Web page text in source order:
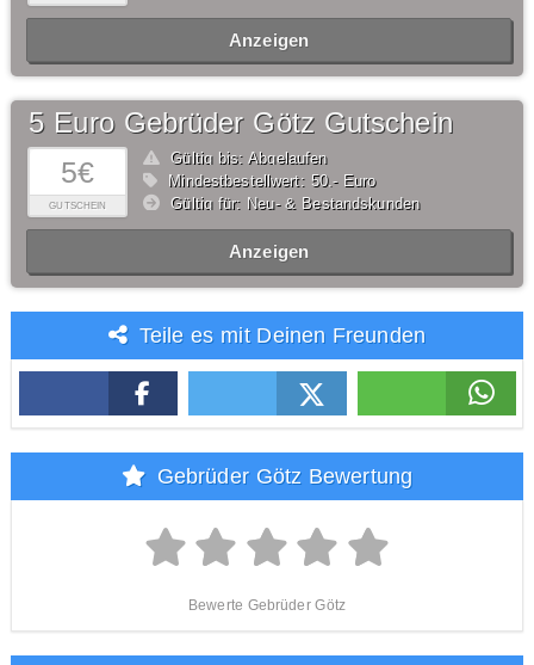
Anzeigen
5€
GUTSCHEIN
5 Euro Gebrüder Götz Gutschein
Gültig bis: Abgelaufen
Mindestbestellwert: 50,- Euro
Gültig für: Neu- & Bestandskunden
Anzeigen
Teile es mit Deinen Freunden
Gebrüder Götz Bewertung
Bewerte Gebrüder Götz